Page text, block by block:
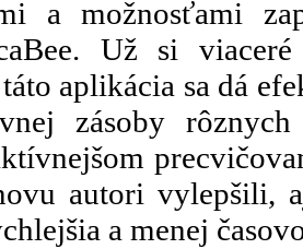
a možnosťami
Už si
aplikácia sa dá
zásoby
autori vylepšili,
a menej